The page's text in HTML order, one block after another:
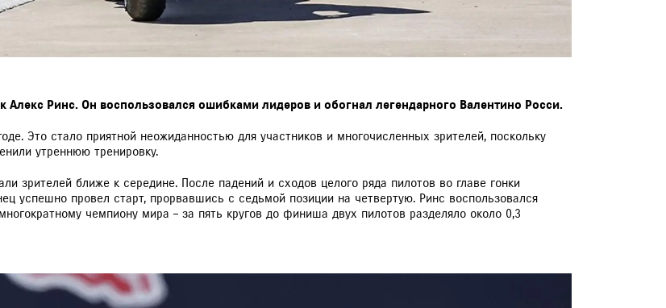
Ринс. Он воспользовался ошибками лидеров и обогнал легендарного Валентино Росси.
Это стало приятной неожиданностью для участников и многочисленных зрителей, поскольку
утреннюю тренировку.
зрителей ближе к середине. После падений и сходов целого ряда пилотов во главе гонки
успешно провел старт, прорвавшись с седьмой позиции на четвертую. Ринс воспользовался
чемпиону мира – за пять кругов до финиша двух пилотов разделяло около 0,3